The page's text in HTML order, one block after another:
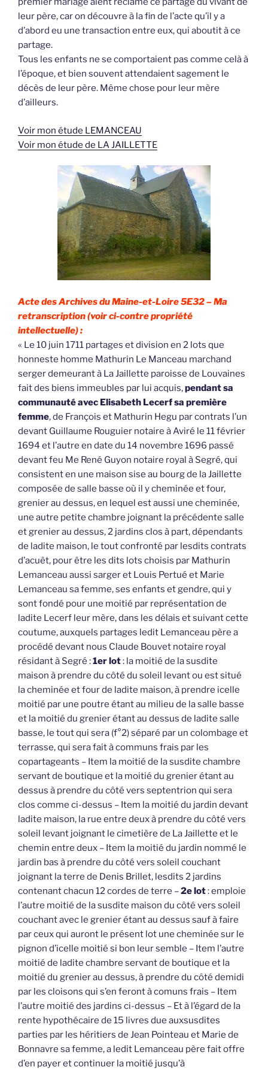
leur père, car on découvre à la fin de l’acte qu’il y a
d’abord eu une transaction entre eux, qui aboutit à ce
partage.
Tous les enfants ne se comportaient pas comme celà à
l’époque, et bien souvent attendaient sagement le
décès de leur père. Même chose pour leur mère
d’ailleurs.
Voir mon étude LEMANCEAU
Voir mon étude de LA JAILLETTE
Acte des Archives du Maine-et-Loire 5E32 –Ma
retranscription (voir ci-contre propriété
intellectuelle) :
« Le 10 juin 1711 partages et division en 2 lots que
honneste homme Mathurin Le Manceau marchand
serger demeurant à La Jaillette paroisse de Louvaines
fait des biens immeubles par lui acquis,pendant sa
communauté avec Elisabeth Lecerf sa première
femme, de François et Mathurin Hegu par contrats l’un
devant Guillaume Rouguier notaire à Aviré le 11 février
1694 et l’autre en date du 14 novembre 1696 passé
devant feu Me René Guyon notaire royal à Segré, qui
consistent en une maison sise au bourg de la Jaillette
composée de salle basse où il y cheminée et four,
grenier au dessus, en lequel est aussi une cheminée,
une autre petite chambre joignant la précédente salle
et grenier au dessus, 2 jardins clos à part, dépendants
de ladite maison, le tout confronté par lesdits contrats
d’acuêt, pour être les dits lots choisis par Mathurin
Lemanceau aussi sarger et Louis Pertué et Marie
Lemanceau sa femme, ses enfants et gendre, qui y
sont fondé pour une moitié par représentation de
ladite Lecerf leur mère, dans les délais et suivant cette
coutume, auxquels partages ledit Lemanceau père a
procédé devant nous Claude Bouvet notaire royal
résidant à Segré :1er lot: la moitié de la susdite
maison à prendre du côté du soleil levant ou est situé
la cheminée et four de ladite maison, à prendre icelle
moitié par une poutre étant au milieu de la salle basse
et la moitié du grenier étant au dessus de ladite salle
basse, le tout qui sera (f°2) séparé par un colombage et
terrasse, qui sera fait à communs frais par les
copartageants – Item la moitié de la susdite chambre
servant de boutique et la moitié du grenier étant au
dessus à prendre du côté vers septentrion qui sera
clos comme ci-dessus – Item la moitié du jardin devant
ladite maison, la rue entre deux à prendre du côté vers
soleil levant joignant le cimetière de La Jaillette et le
chemin entre deux – Item la moitié du jardin nommé le
jardin bas à prendre du côté vers soleil couchant
joignant la terre de Denis Brillet, lesdits 2 jardins
contenant chacun 12 cordes de terre –2e lot: emploie
l’autre moitié de la susdite maison du côté vers soleil
couchant avec le grenier étant au dessus sauf à faire
par ceux qui auront le présent lot une cheminée sur le
pignon d’icelle moitié si bon leur semble – Item l’autre
moitié de ladite chambre servant de boutique et la
moitié du grenier au dessus, à prendre du côté demidi
par les cloisons qui s’en feront à comuns frais – Item
l’autre moitié des jardins ci-dessus – Et à l’égard de la
rente hypothécaire de 15 livres due auxsusdites
parties par les héritiers de Jean Pointeau et Marie de
Bonnavre sa femme, a ledit Lemanceau père fait offre
d’en payer et continuer la moitié jusqu’à